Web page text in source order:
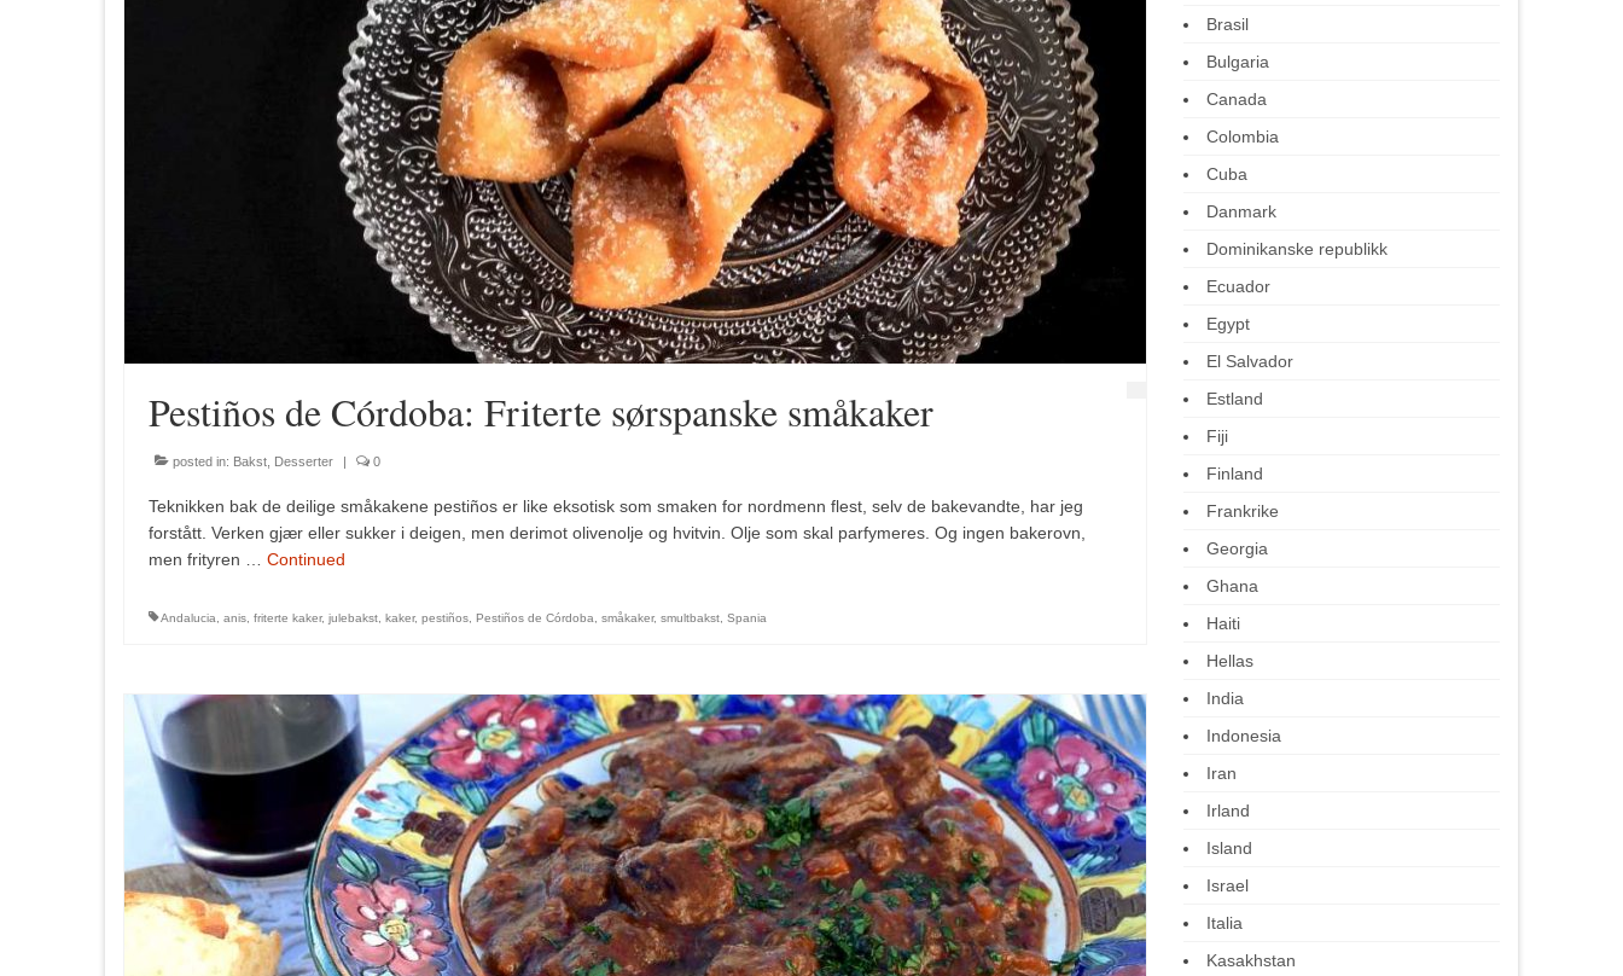
Pestiños de Córdoba: Friterte sørspanske småkaker
posted in: Bakst Desserter 0
Teknikken bak de deilige småkakene pestiños er like eksotisk som smaken for nordmenn flest, selv de bakevandte, har jeg
forstått. Verken gjær eller sukker i deigen, men derimot olivenolje og hvitvin. Olje som skal parfymeres. Og ingen bakerovn,
men frityren … Continued
Andalucia, anis, friterte kaker, julebakst, kaker, pestiños, Pestiños de Córdoba, småkaker, smultbakst, Spania
Brasil
Bulgaria
Canada
Colombia
Cuba
Danmark
Dominikanske republikk
Ecuador
Egypt
El Salvador
Estland
Fiji
Finland
Frankrike
Georgia
Ghana
Haiti
Hellas
India
Indonesia
Iran
Irland
Island
Israel
Italia
Kasakhstan